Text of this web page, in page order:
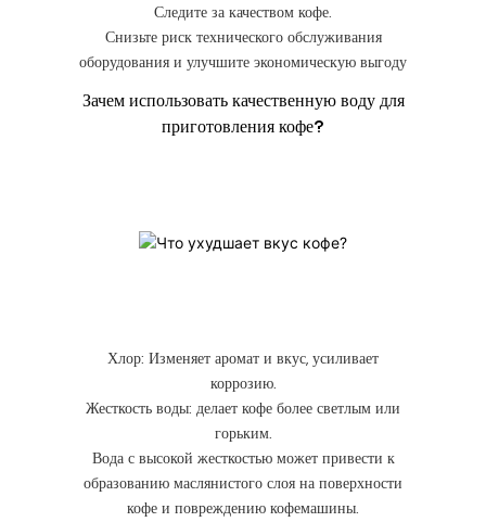
Зачем использовать качественную воду для
приготовления кофе?
Следите за качеством кофе.
Снизьте риск технического обслуживания
оборудования и улучшите экономическую выгоду
Хлор: Изменяет аромат и вкус, усиливает
коррозию.
Жесткость воды: делает кофе более светлым или
горьким.
Вода с высокой жесткостью может привести к
образованию маслянистого слоя на поверхности
кофе и повреждению кофемашины.